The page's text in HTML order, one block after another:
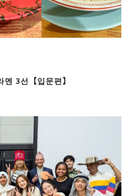
3선【입문편】